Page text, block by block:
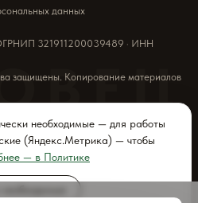
данных
321911200039489 · ИНН
защищены. Копирование материалов
необходимые — для работы
(Яндекс.Метрика) — чтобы
— в Политике